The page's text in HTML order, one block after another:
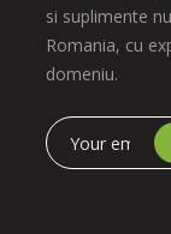
si suplimente
Romania, cu
domeniu.